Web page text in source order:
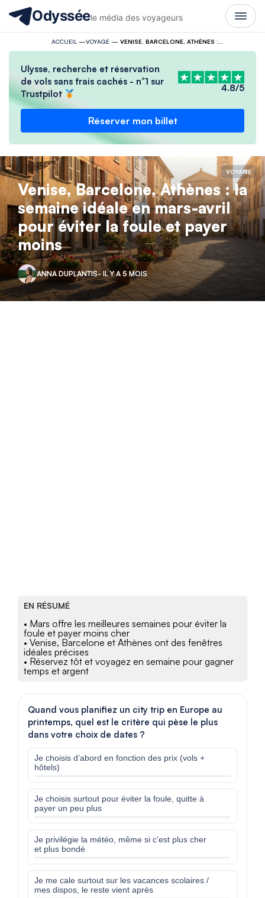
Odysséele média des voyageurs
ACCUEIL —VOYAGE—
Ulysse, recherche et réservation
de vols sans frais cachés - n°1 sur
Trustpilot
4.8/5
Réserver mon billet
VOYAGE
Venise, Barcelone, Athènes : la
semaine idéale en mars-avril
pour éviter la foule et payer
moins
ANNA DUPLANTIS- IL Y A 5 MOIS
EN RÉSUMÉ
• Mars offre les meilleures semaines pour éviter la
foule et payer moins cher
• Venise, Barcelone et Athènes ont des fenêtres
idéales précises
• Réservez tôt et voyagez en semaine pour gagner
temps et argent
Quand vous planifiez un city trip en Europe au
printemps, quel est le critère qui pèse le plus
dans votre choix de dates ?
Je choisis d’abord en fonction des prix (vols +
hôtels)
Je choisis surtout pour éviter la foule, quitte à
payer un peu plus
Je privilégie la météo, même si c’est plus cher
et plus bondé
Je me cale surtout sur les vacances scolaires /
mes dispos, le reste vient après